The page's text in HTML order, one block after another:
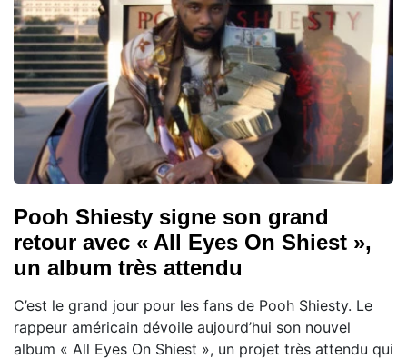
Pooh Shiesty signe son grand
retour avec « All Eyes On Shiest »,
un album très attendu
C’est le grand jour pour les fans de Pooh Shiesty. Le
rappeur américain dévoile aujourd’hui son nouvel
album « All Eyes On Shiest », un projet très attendu qui